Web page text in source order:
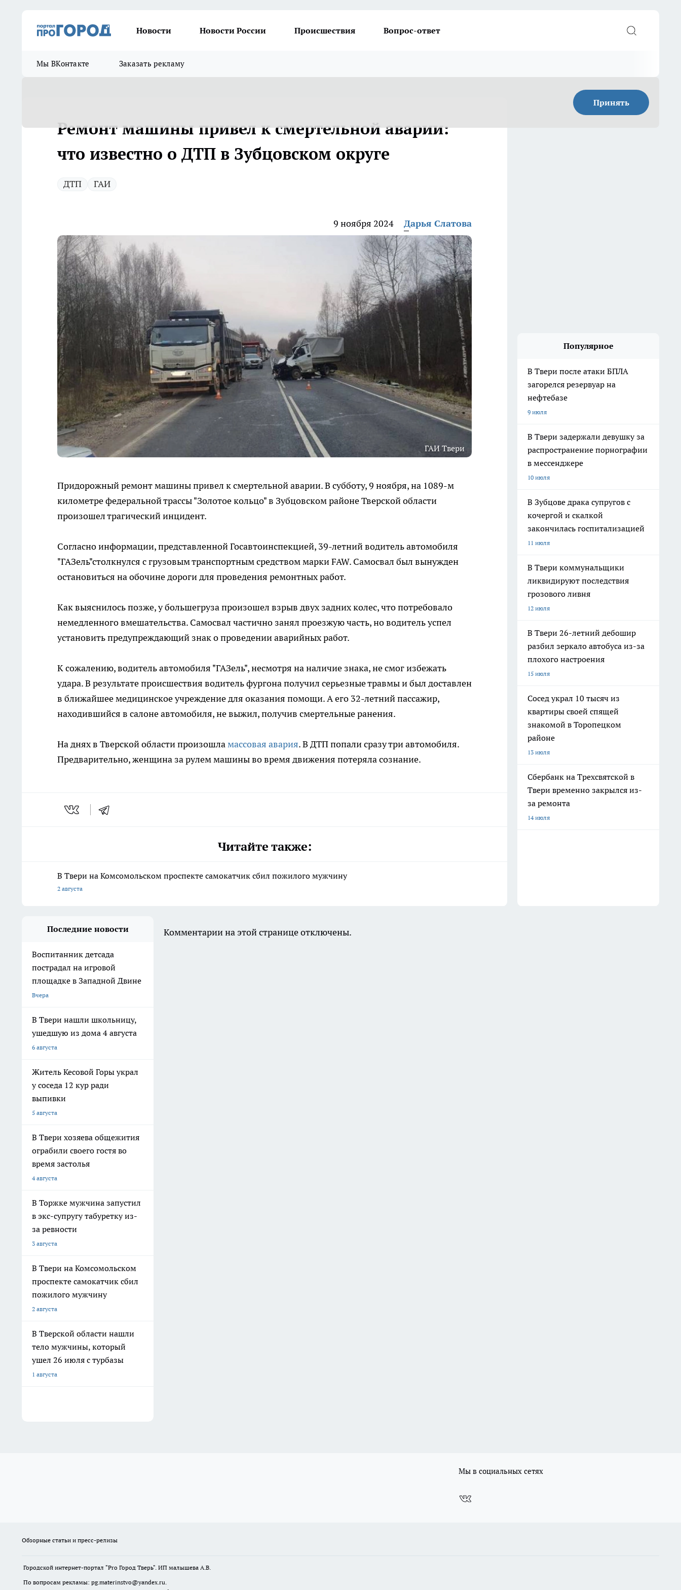
Новости Новости России Происшествия Вопрос-ответ
Мы ВКонтакте Заказать рекламу
Принять
Ремонт машины привел к смертельной аварии:
что известно о ДТП в Зубцовском округе
ДТП ГАИ
9 ноября 2024 Дарья Слатова
ГАИ Твери
Придорожный ремонт машины привел к смертельной аварии. В субботу, 9 ноября, на 1089-м
километре федеральной трассы "Золотое кольцо" в Зубцовском районе Тверской области
произошел трагический инцидент.
Согласно информации, представленной Госавтоинспекцией, 39-летний водитель автомобиля
"ГАЗель"столкнулся с грузовым транспортным средством марки FAW. Самосвал был вынужден
остановиться на обочине дороги для проведения ремонтных работ.
Как выяснилось позже, у большегруза произошел взрыв двух задних колес, что потребовало
немедленного вмешательства. Самосвал частично занял проезжую часть, но водитель успел
установить предупреждающий знак о проведении аварийных работ.
К сожалению, водитель автомобиля "ГАЗель", несмотря на наличие знака, не смог избежать
удара. В результате происшествия водитель фургона получил серьезные травмы и был доставлен
в ближайшее медицинское учреждение для оказания помощи. А его 32-летний пассажир,
находившийся в салоне автомобиля, не выжил, получив смертельные ранения.
На днях в Тверской области произошламассовая авария. В ДТП попали сразу три автомобиля.
Предварительно, женщина за рулем машины во время движения потеряла сознание.
Читайте также:
В Твери на Комсомольском проспекте самокатчик сбил пожилого мужчину
2 августа
Популярное
В Твери после атаки БПЛА
загорелся резервуар на
нефтебазе
9 июля
В Твери задержали девушку за
распространение порнографии
в мессенджере
10 июля
В Зубцове драка супругов с
кочергой и скалкой
закончилась госпитализацией
11 июля
В Твери коммунальщики
ликвидируют последствия
грозового ливня
12 июля
В Твери 26-летний дебошир
разбил зеркало автобуса из-за
плохого настроения
15 июля
Сосед украл 10 тысяч из
квартиры своей спящей
знакомой в Торопецком
районе
13 июля
Сбербанк на Трехсвятской в
Твери временно закрылся из-
за ремонта
14 июля
Последние новости
Воспитанник детсада
пострадал на игровой
площадке в Западной Двине
Вчера
В Твери нашли школьницу,
ушедшую из дома 4 августа
6 августа
Житель Кесовой Горы украл
у соседа 12 кур ради
выпивки
5 августа
В Твери хозяева общежития
ограбили своего гостя во
время застолья
4 августа
В Торжке мужчина запустил
в экс-супругу табуретку из-
за ревности
3 августа
В Твери на Комсомольском
проспекте самокатчик сбил
пожилого мужчину
2 августа
В Тверской области нашли
тело мужчины, который
ушел 26 июля с турбазы
1 августа
Комментарии на этой странице отключены.
Мы в социальных сетях
Обзорные статьи и пресс-релизы
Городской интернет-портал "Pro Город Тверь". ИП малышева А.В.
По вопросам рекламы: pg.materinstvo@yandex.ru.